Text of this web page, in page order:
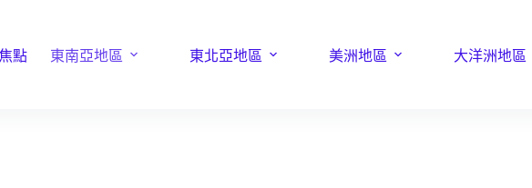
點 東南亞地區 東北亞地區 美洲地區 大洋洲地區